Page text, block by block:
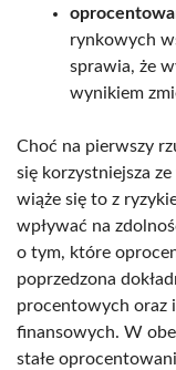
rynkowych
sprawia, że
wynikiem
Choć na pierwszy
się korzystniejsza
wiąże się to z
wpływać na
o tym, które
poprzedzona
procentowych oraz
finansowych. W
stałe